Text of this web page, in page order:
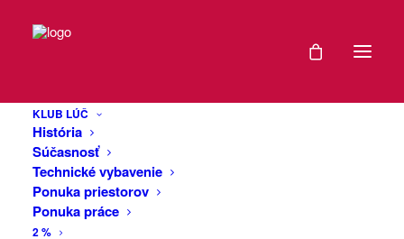
KLUB LÚČ
História
Súčasnosť
Technické vybavenie
Ponuka priestorov
Ponuka práce
2 %
bubnovania na
Africké bubny
Workshop hry na africké bubny určený
DÁTUM